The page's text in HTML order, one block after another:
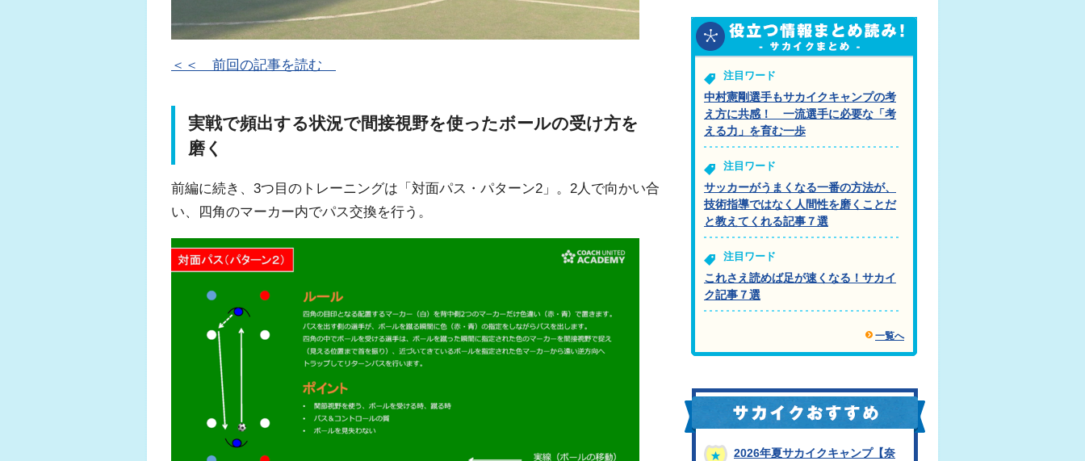
＜＜ 前回の記事を読む
実戦で頻出する状況で間接視野を使ったボールの受け方を
磨く
前編に続き、3つ目のトレーニングは「対面パス・パターン2」。2人で向かい合
い、四角のマーカー内でパス交換を行う。
注目ワード
中村憲剛選手もサカイクキャンプの考
え方に共感！ 一流選手に必要な「考
える力」を育む一歩
注目ワード
サッカーがうまくなる一番の方法が、
技術指導ではなく人間性を磨くことだ
と教えてくれる記事７選
注目ワード
これさえ読めば足が速くなる！サカイ
ク記事７選
一覧へ
2026年夏サカイクキャンプ【奈